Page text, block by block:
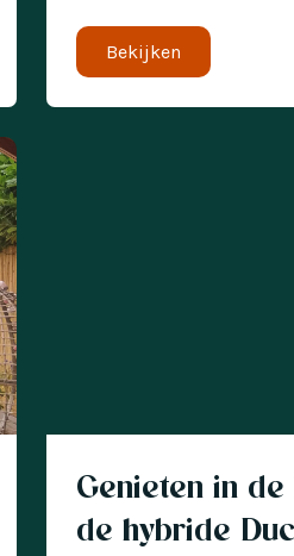
Bekijken
Genieten in
de hybride